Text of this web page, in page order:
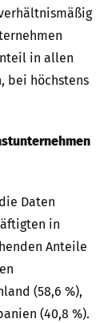
in allen
bei höchstens
Daten
in
Anteile
(58,6 %),
(40,8 %).